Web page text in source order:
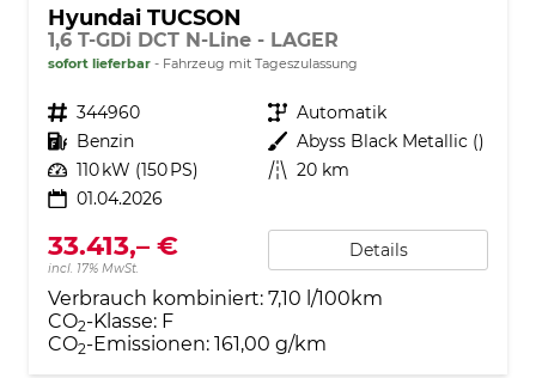
Hyundai TUCSON
1,6 T-GDi DCT N-Line - LAGER
sofort lieferbar Fahrzeug mit Tageszulassung
Fahrzeugnr. 344960 Getriebe Automatik
Kraftstoff Benzin Außenfarbe Abyss Black Metallic ()
Leistung 110 kW (150 PS) Kilometerstand 20 km
01.04.2026
33.413,– €
incl. 17% MwSt.
Details
Verbrauch kombiniert: 7,10 l/100km
CO2-Klasse: F
CO2-Emissionen: 161,00 g/km